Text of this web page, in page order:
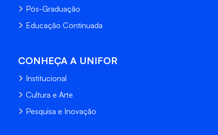
Pós-Graduação
Educação Continuada
CONHEÇA A UNIFOR
Institucional
Cultura e Arte
Pesquisa e Inovação